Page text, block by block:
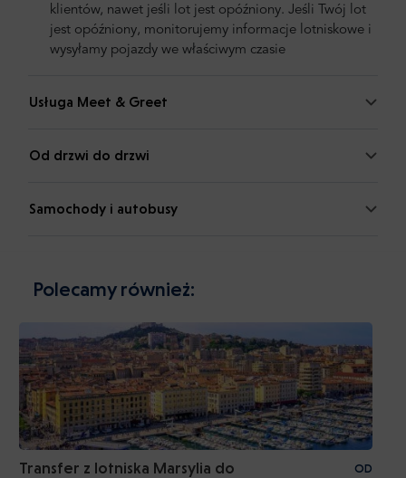
klientów, nawet jeśli lot jest opóźniony. Jeśli Twój lot
jest opóźniony, monitorujemy informacje lotniskowe i
wysyłamy pojazdy we właściwym czasie
Usługa Meet & Greet
Od drzwi do drzwi
Samochody i autobusy
Polecamy również:
Transfer z lotniska Marsylia do
OD